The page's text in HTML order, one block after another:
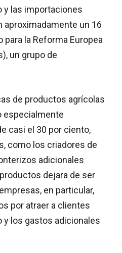
y las importaciones
aproximadamente un 16
la Reforma Europea
un grupo de
de productos agrícolas
especialmente
casi el 30 por ciento,
como los criadores de
adicionales
dejara de ser
en particular,
por atraer a clientes
y los gastos adicionales